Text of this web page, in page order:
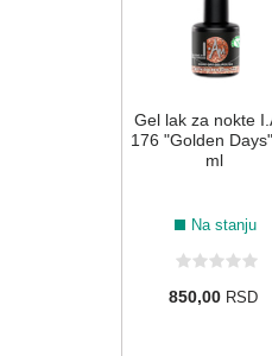
Gel lak za nokte
176 "Golden
ml
Na stanju
850,00 RSD